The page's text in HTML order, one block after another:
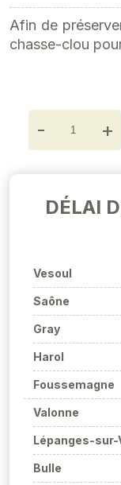
Afin de
chasse-clou
- +
DÉLAI
Vesoul
Saône
Gray
Harol
Foussemagne
Valonne
Lépanges-sur-
Bulle